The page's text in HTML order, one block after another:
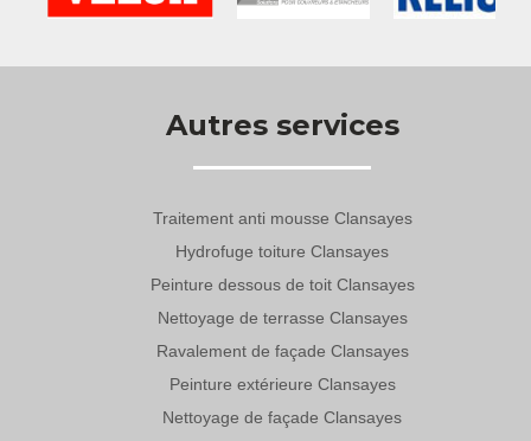
Autres services
Traitement anti mousse Clansayes
Hydrofuge toiture Clansayes
Peinture dessous de toit Clansayes
Nettoyage de terrasse Clansayes
Ravalement de façade Clansayes
Peinture extérieure Clansayes
Nettoyage de façade Clansayes